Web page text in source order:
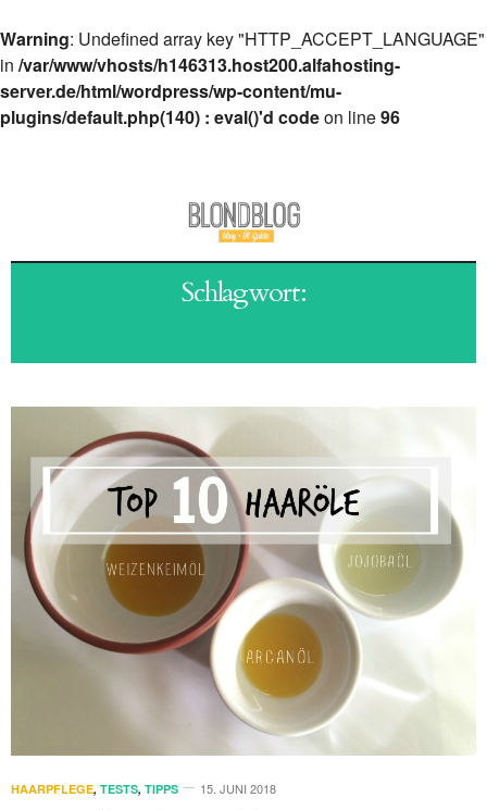
Warning: Undefined array key "HTTP_ACCEPT_LANGUAGE"
in /var/www/vhosts/h146313.host200.alfahosting-
server.de/html/wordpress/wp-content/mu-
plugins/default.php(140) : eval()'d codeon line96
Schlagwort:
HAARPFLEGE, TESTS, TIPPS 15. JUNI 2018